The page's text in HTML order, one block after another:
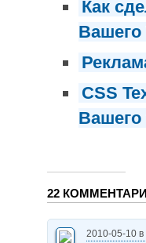
Как
Вашего
CSS
Вашего
22
2010-05-10 в